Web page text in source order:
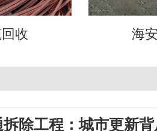
收 海
除工程：城市更新